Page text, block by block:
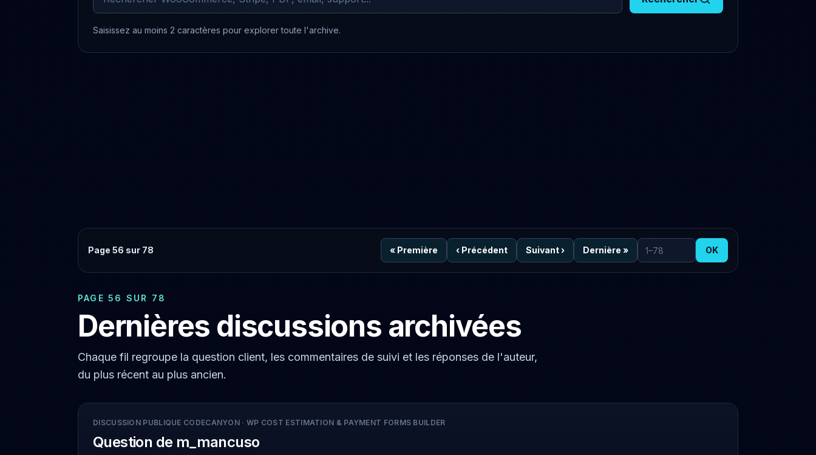
Saisissez au moins 2 caractères pour explorer toute l'archive.
Page 56 sur 78 « Première ‹ Précédent Suivant› Dernière »
Aller à la page
OK
PAGE 56 SUR 78
Dernières discussions archivées
Chaque fil regroupe la question client, les commentaires de suivi et les réponses de l'auteur,
du plus récent au plus ancien.
DISCUSSION PUBLIQUE CODECANYON · WP COST ESTIMATION & PAYMENT FORMS BUILDER
Question de m_mancuso